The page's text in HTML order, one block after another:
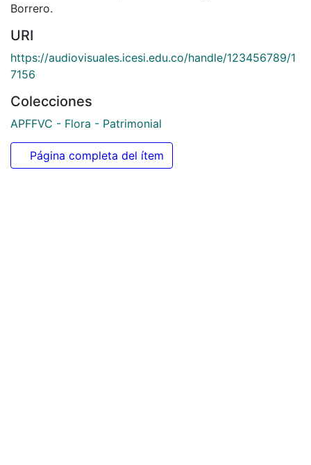
Borrero.
URI
https://audiovisuales.icesi.edu.co/handle/123456789/1
7156
Colecciones
APFFVC - Flora - Patrimonial
Página completa del ítem